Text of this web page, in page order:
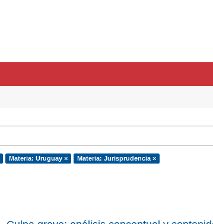
Materia: Uruguay × Materia: Jurisprudencia ×